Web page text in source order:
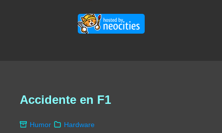
Accidente en F1
Humor Hardware